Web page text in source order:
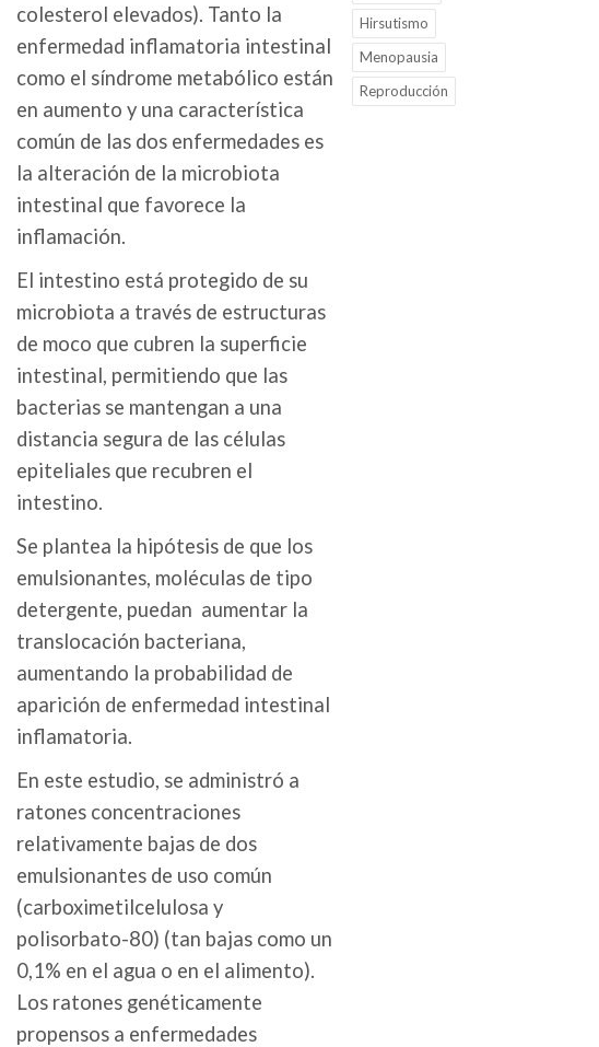
colesterol elevados). Tanto la
enfermedad inflamatoria intestinal
como el síndrome metabólico están
en aumento y una característica
común de las dos enfermedades es
la alteración de la microbiota
intestinal que favorece la
inflamación.
El intestino está protegido de su
microbiota a través de estructuras
de moco que cubren la superficie
intestinal, permitiendo que las
bacterias se mantengan a una
distancia segura de las células
epiteliales que recubren el
intestino.
Se plantea la hipótesis de que los
emulsionantes, moléculas de tipo
detergente, puedan aumentar la
translocación bacteriana,
aumentando la probabilidad de
aparición de enfermedad intestinal
inflamatoria.
En este estudio, se administró a
ratones concentraciones
relativamente bajas de dos
emulsionantes de uso común
(carboximetilcelulosa y
polisorbato-80) (tan bajas como un
0,1% en el agua o en el alimento).
Los ratones genéticamente
propensos a enfermedades
Hirsutismo
Menopausia
Reproducción